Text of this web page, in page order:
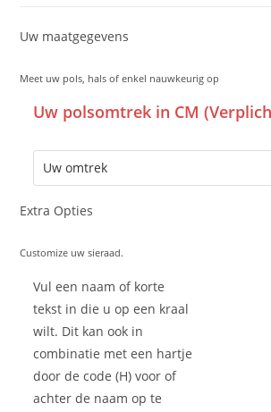
Uw maatgegevens
Meet uw pols, hals of enkel nauwkeurig op
Uw polsomtrek in CM
Extra Opties
Customize uw sieraad.
Vul een naam of korte
tekst in die u op een kraal
wilt. Dit kan ook in
combinatie met een hartje
door de code (H) voor of
achter de naam op te